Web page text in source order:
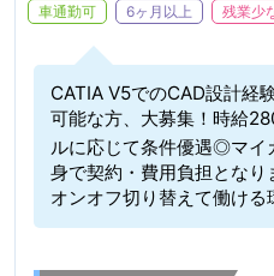
車通勤可
6ヶ月以上 残業少
CATIA V5でのCAD設計経
可能な方、大募集！時給
ルに応じて条件優遇◎マイ
身で契約・費用負担となり
オンオフ切り替えて働ける